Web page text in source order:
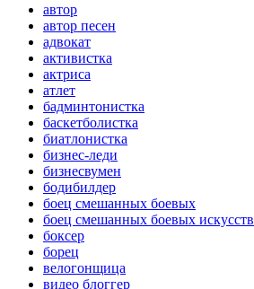
автор
автор песен
адвокат
активистка
актриса
атлет
бадминтонистка
баскетболистка
биатлонистка
бизнес-леди
бизнесвумен
бодибилдер
боец смешанных боевых
боец смешанных боевых искусств
боксер
борец
велогонщица
видео блоггер